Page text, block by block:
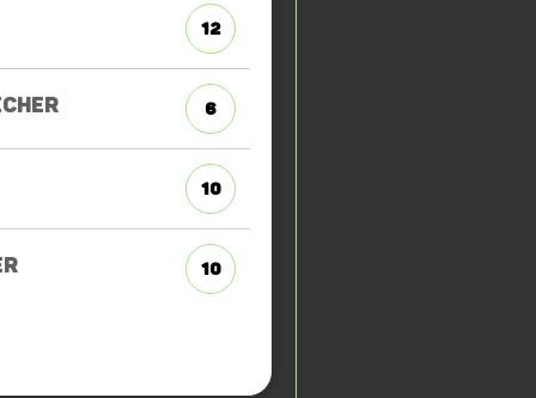
12
6
10
10